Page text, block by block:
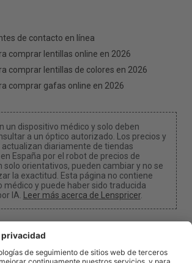
de contacto en línea
comprar lentillas online en 2026
comprar lentillas de colores en 2026
comprar gafas online en 2026
un dispositivo médico y solo deben
a un óptico autorizado. Los precios y
actualizan diariamente de tiendas
España por el robot de precios de
solo orientativos, pueden cambiar y no se
la exactitud. Esta página no contiene
médico y puede haber sido traducida
IA. Leer más acerca de Lenspricer.